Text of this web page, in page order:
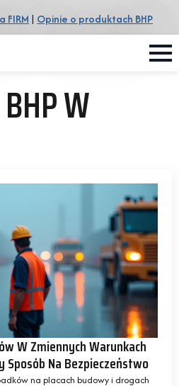
FIRM | Opinie o produktach BHP
BHP W
W Zmiennych Warunkach
Sposób Na Bezpieczeństwo
na placach budowy i drogach